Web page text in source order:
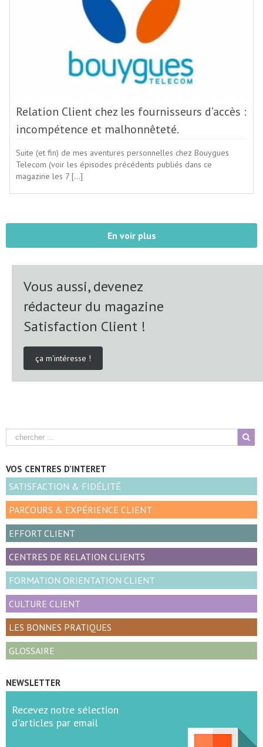
Relation Client chez les fournisseurs d’accès :
incompétence et malhonnêteté.
Suite (et fin) de mes aventures personnelles chez Bouygues
Telecom (voir les épisodes précédents publiés dans ce
magazine les 7 […]
En voir plus
Vous aussi, devenez
rédacteur du magazine
Satisfaction Client !
ça m'intéresse !
VOS CENTRES D’INTERET
SATISFACTION & FIDÉLITÉ
PARCOURS & EXPÉRIENCE CLIENT
EFFORT CLIENT
CENTRES DE RELATION CLIENTS
FORMATION ORIENTATION CLIENT
CULTURE CLIENT
LES BONNES PRATIQUES
GLOSSAIRE
NEWSLETTER
Recevez notre sélection
d'articles par email